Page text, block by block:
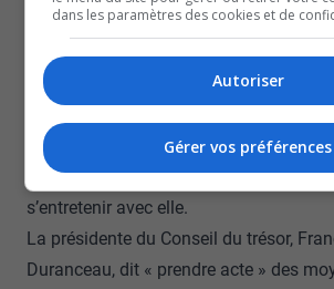
on espère minimiser l’incidence sur les
Toutefois, les négociations doivent
Selon Simon Pelletier, ingénieur au
Duranceau, présidente du Conseil du
se réunir avec les ingénieurs, malgré
s’entretenir avec elle.
La présidente du Conseil du trésor,
Duranceau, dit « prendre acte » des
dans les paramètres des cookies et de
Autoriser
Gérer vos préférences